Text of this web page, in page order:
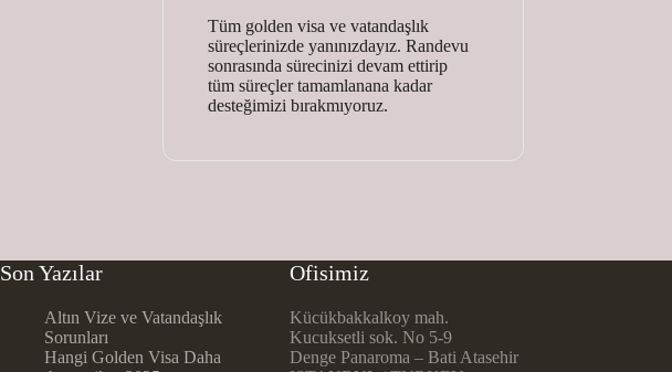
Tüm golden visa ve vatandaşlık
süreçlerinizde yanınızdayız. Randevu
sonrasında sürecinizi devam ettirip
tüm süreçler tamamlanana kadar
desteğimizi bırakmıyoruz.
Son Yazılar
Altın Vize ve Vatandaşlık
Sorunları
Hangi Golden Visa Daha
Ofisimiz
Kücükbakkalkoy mah.
Kucuksetli sok. No 5-9
Denge Panaroma – Bati Atasehir